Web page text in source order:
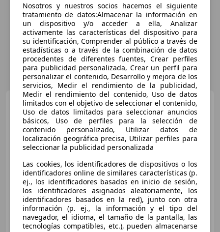
Volkswagen Passat 1.4
GTE e-Power
€ 17.817 1
Súper
oferta
06/2022 115.394 km
Electro/Gasolina
160 kW (218 CV)
Nosotros y nuestros socios hacemos el siguiente
tratamiento de datos:Almacenar la información en
un dispositivo y/o acceder a ella, Analizar
activamente las características del dispositivo para
su identificación, Comprender al público a través de
estadísticas o a través de la combinación de datos
procedentes de diferentes fuentes, Crear perfiles
para publicidad personalizada, Crear un perfil para
personalizar el contenido, Desarrollo y mejora de los
servicios, Medir el rendimiento de la publicidad,
Medir el rendimiento del contenido, Uso de datos
limitados con el objetivo de seleccionar el contenido,
Uso de datos limitados para seleccionar anuncios
básicos, Uso de perfiles para la selección de
contenido personalizado, Utilizar datos de
localización geográfica precisa, Utilizar perfiles para
seleccionar la publicidad personalizada
Las cookies, los identificadores de dispositivos o los
identificadores online de similares características (p.
ej., los identificadores basados en inicio de sesión,
los identificadores asignados aleatoriamente, los
identificadores basados en la red), junto con otra
información (p. ej., la información y el tipo del
navegador, el idioma, el tamaño de la pantalla, las
tecnologías compatibles, etc.), pueden almacenarse